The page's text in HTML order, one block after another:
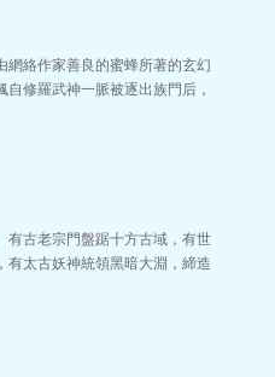
網絡作家善良的蜜蜂所著的玄幻
自修羅武神一脈被逐出族門后，
有古老宗門盤踞十方古域，有世
有太古妖神統領黑暗大淵，締造